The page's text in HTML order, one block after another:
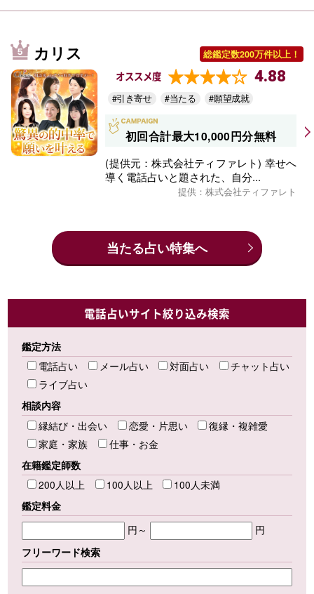
カリス 総鑑定数200万件以上！
オススメ度 4.88
#引き寄せ #当たる #願望成就
初回合計最大10,000円分無料
(提供元：株式会社ティファレト) 幸せへ
導く電話占いと題された、自分...
提供：株式会社ティファレト
当たる占い特集へ
電話占いサイト絞り込み検索
鑑定方法
電話占い
メール占い 対面占い
チャット占い
ライブ占い
相談内容
縁結び・出会い
恋愛・片思い
復縁・複雑愛
家庭・家族
仕事・お金
在籍鑑定師数
200人以上
100人以上
100人未満
鑑定料金
円～
円
フリーワード検索